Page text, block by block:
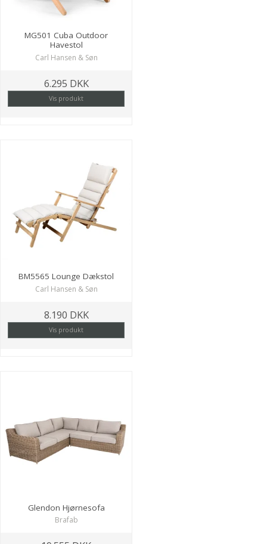
MG501 Cuba Outdoor
Havestol
Carl Hansen & Søn
6.295 DKK
Vis produkt
BM5565 Lounge Dækstol
Carl Hansen & Søn
8.190 DKK
Vis produkt
Glendon Hjørnesofa
Brafab